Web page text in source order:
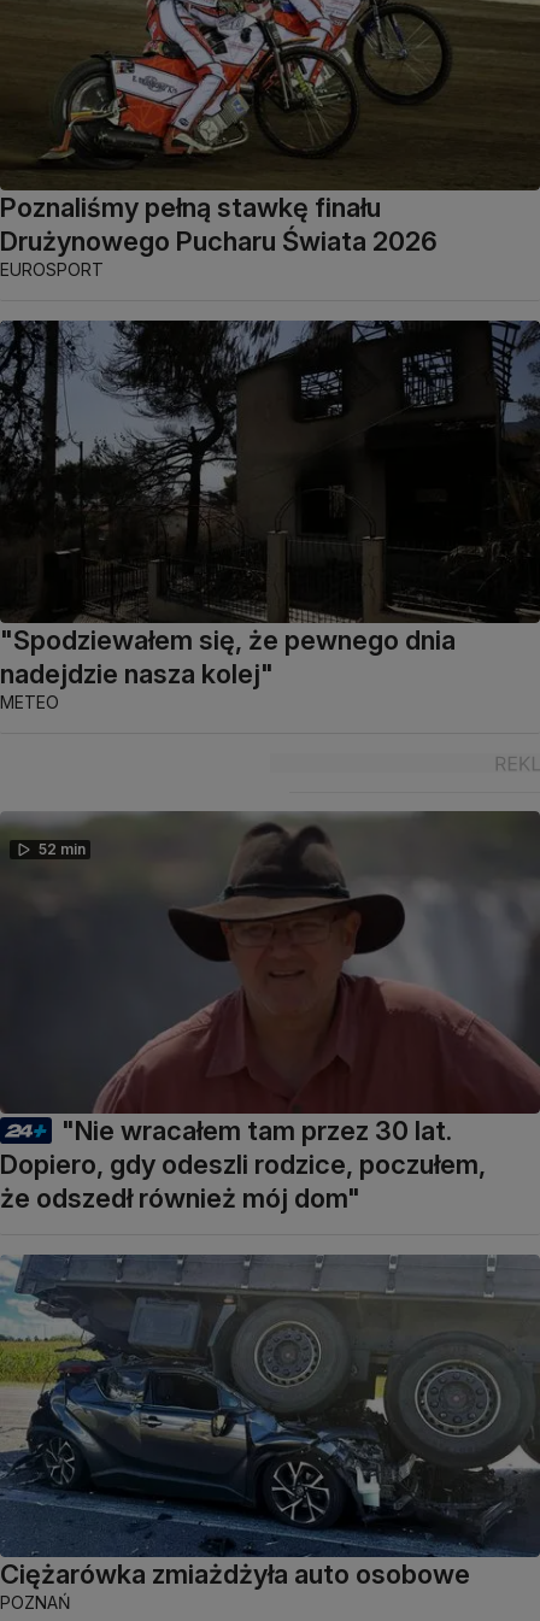
Poznaliśmy pełną stawkę finału
Drużynowego Pucharu Świata 2026
EUROSPORT
"Spodziewałem się, że pewnego dnia
nadejdzie nasza kolej"
METEO
52 min
"Nie wracałem tam przez 30 lat.
Dopiero, gdy odeszli rodzice, poczułem,
że odszedł również mój dom"
Ciężarówka zmiażdżyła auto osobowe
POZNAŃ